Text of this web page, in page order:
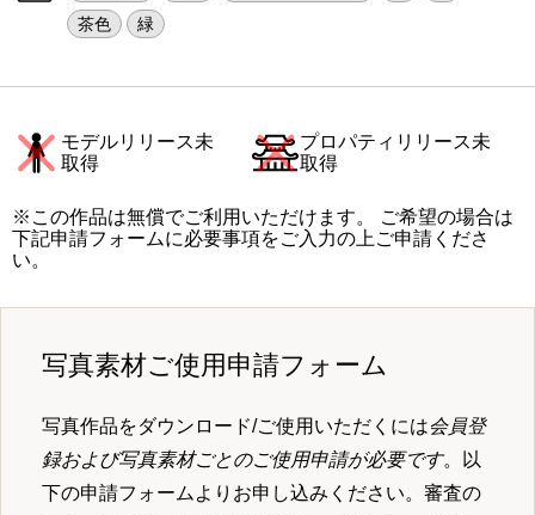
茶色
緑
モデルリリース未
取得
プロパティリリース未
取得
※この作品は無償でご利用いただけます。 ご希望の場合は
下記申請フォームに必要事項をご入力の上ご申請くださ
い。
写真素材ご使用申請フォーム
写真作品をダウンロード/ご使用いただくには会員登
録および写真素材ごとのご使用申請が必要です。以
下の申請フォームよりお申し込みください。審査の